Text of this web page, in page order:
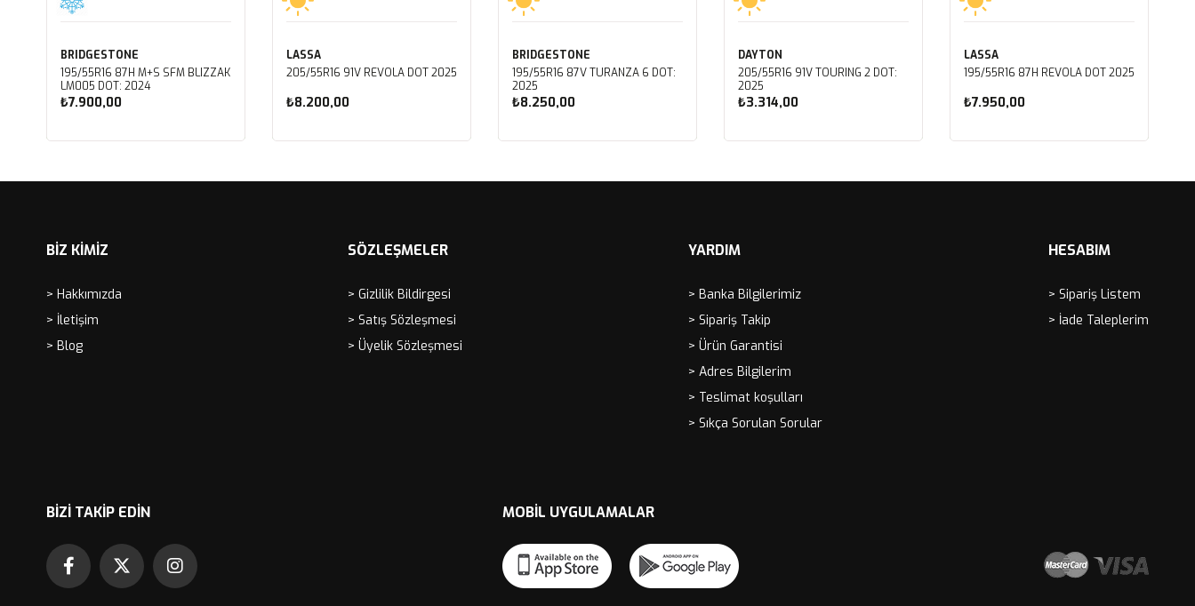
BRIDGESTONE
195/55R16 87H M+S SFM BLIZZAK
LM005 DOT: 2024
₺7.900,00
LASSA
205/55R16 91V REVOLA DOT 2025
₺8.200,00
BRIDGESTONE
195/55R16 87V TURANZA 6 DOT:
2025
₺8.250,00
DAYTON
205/55R16 91V TOURING 2 DOT:
2025
₺3.314,00
LASSA
195/55R16 87H REVOLA DOT 2025
₺7.950,00
BİZ KİMİZ
> Hakkımızda
> İletişim
> Blog
SÖZLEŞMELER
> Gizlilik Bildirgesi
> Satış Sözleşmesi
> Üyelik Sözleşmesi
YARDIM
> Banka Bilgilerimiz
> Sipariş Takip
> Ürün Garantisi
> Adres Bilgilerim
> Teslimat koşulları
> Sıkça Sorulan Sorular
HESABIM
> Sipariş Listem
> İade Taleplerim
BIZI TAKIP EDIN MOBIL UYGULAMALAR